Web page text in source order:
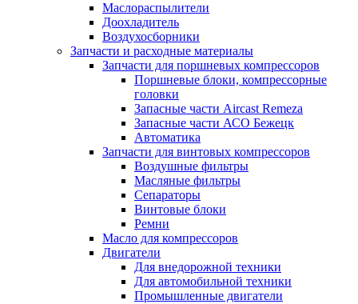
Маслораспылители
Доохладитель
Воздухосборники
Запчасти и расходные материалы
Запчасти для поршневых компрессоров
Поршневые блоки, компрессорные
головки
Запасные части Aircast Remeza
Запасные части АСО Бежецк
Автоматика
Запчасти для винтовых компрессоров
Воздушные фильтры
Масляные фильтры
Сепараторы
Винтовые блоки
Ремни
Масло для компрессоров
Двигатели
Для внедорожной техники
Для автомобильной техники
Промышленные двигатели